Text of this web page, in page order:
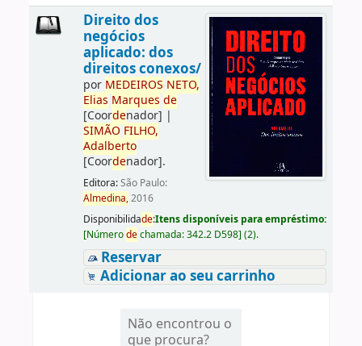
Direito dos
negócios
aplicado: dos
direitos conexos/
por MEDEIROS NETO,
Elias Marques de
[Coordenador] |
SIMÃO FILHO,
Adalberto
[Coordenador].
Editora:São Paulo:
Almedina,2016
Disponibilidade:Itens disponíveis para empréstimo:
[Númerodechamada:342.2 D598] (2).
Reservar
Adicionar ao seu carrinho
Não encontrou o
que procura?